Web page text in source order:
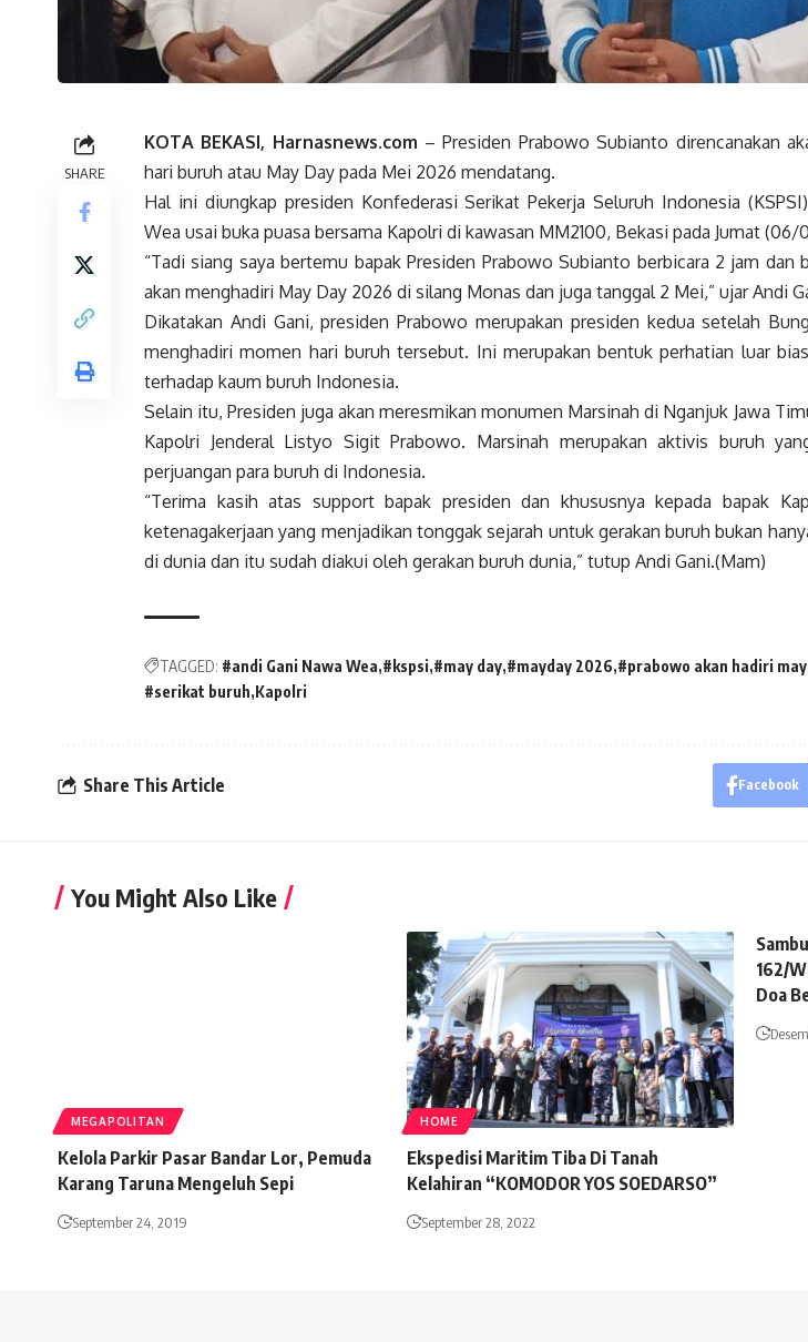
SHARE
KOTA BEKASI, Harnasnews.com – Presiden Prabowo Subianto direncanakan
hari buruh atau May Day pada Mei 2026 mendatang.
Hal ini diungkap presiden Konfederasi Serikat Pekerja Seluruh Indonesia
Wea usai buka puasa bersama Kapolri di kawasan MM2100, Bekasi pada Jumat (06/
“Tadi siang saya bertemu bapak Presiden Prabowo Subianto berbicara 2 jam dan
akan menghadiri May Day 2026 di silang Monas dan juga tanggal 2 Mei,” ujar Andi
Dikatakan Andi Gani, presiden Prabowo merupakan presiden kedua setelah
menghadiri momen hari buruh tersebut. Ini merupakan bentuk perhatian luar
terhadap kaum buruh Indonesia.
Selain itu, Presiden juga akan meresmikan monumen Marsinah di Nganjuk Jawa
Kapolri Jenderal Listyo Sigit Prabowo. Marsinah merupakan aktivis buruh
perjuangan para buruh di Indonesia.
“Terima kasih atas support bapak presiden dan khususnya kepada bapak
ketenagakerjaan yang menjadikan tonggak sejarah untuk gerakan buruh bukan
di dunia dan itu sudah diakui oleh gerakan buruh dunia,” tutup Andi Gani.(Mam)
TAGGED: #andi Gani Nawa Wea #kspsi #may day #mayday 2026 #prabowo akan hadiri
#serikat buruh Kapolri
Share This Article Facebook
You Might Also Like
MEGAPOLITAN
Kelola Parkir Pasar Bandar Lor, Pemuda
Karang Taruna Mengeluh Sepi
September 24, 2019
HOME
Ekspedisi Maritim Tiba Di Tanah
Kelahiran “KOMODOR YOS SOEDARSO”
September 28, 2022
162/
Doa